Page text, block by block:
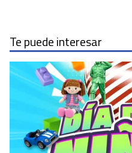
Te puede interesar